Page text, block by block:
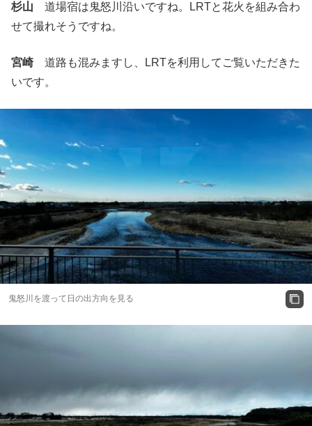
杉山 道場宿は鬼怒川沿いですね。LRTと花火を組み合わ
せて撮れそうですね。
宮崎道路も混みますし、LRTを利用してご覧いただきた
いです。
鬼怒川を渡って日の出方向を見る